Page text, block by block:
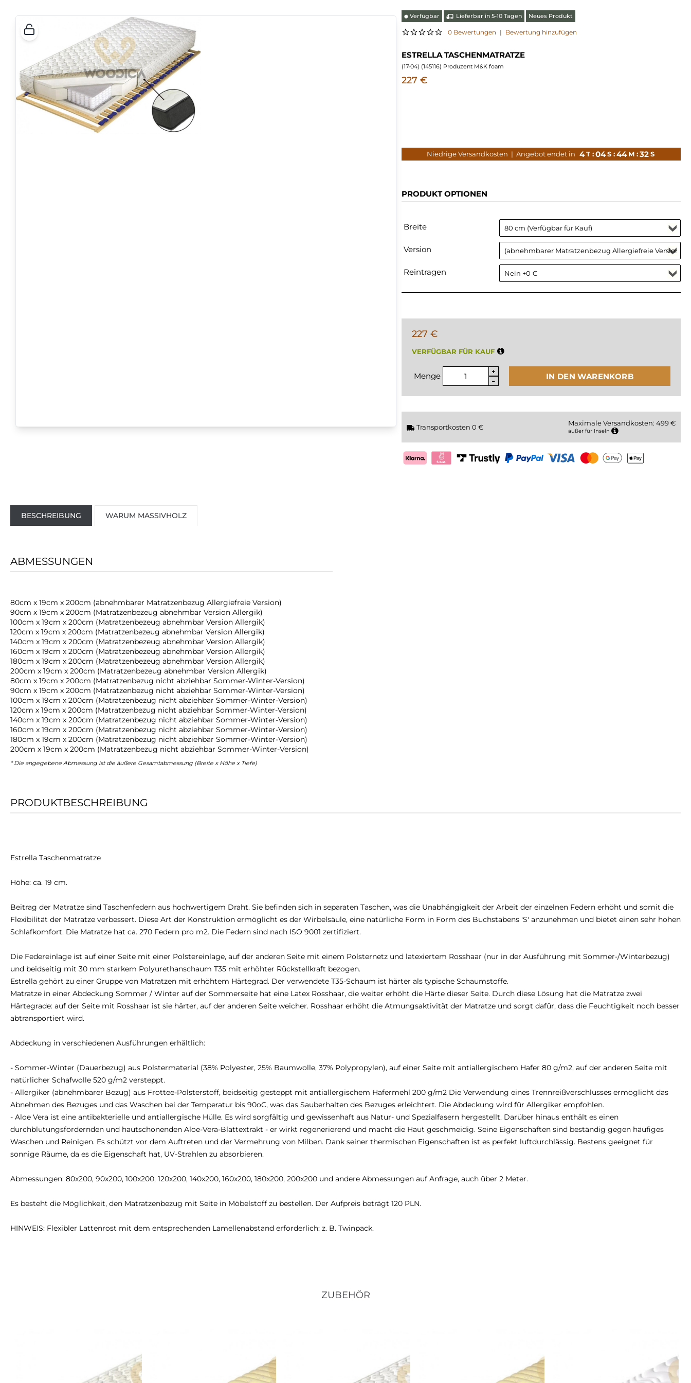
⬤Verfügbar Lieferbar in 5-10 Tagen Neues Produkt
0 Bewertungen | Bewertung hinzufügen
ESTRELLA TASCHENMATRATZE
(17-04) (145116) Produzent M&K foam
227 €
Niedrige Versandkosten | Angebot endet in 4T : 04S : 44 M : 31 S
PRODUKT OPTIONEN
Breite
Version
Reintragen
227 €
VERFÜGBAR FÜR KAUF
Menge IN DEN WARENKORB
Transportkosten 0 € Maximale Versandkosten: 499 €
außer für Inseln
BESCHREIBUNG WARUM MASSIVHOLZ
ABMESSUNGEN
80cm x 19cm x 200cm (abnehmbarer Matratzenbezug Allergiefreie Version)
90cm x 19cm x 200cm (Matratzenbezeug abnehmbar Version Allergik)
100cm x 19cm x 200cm (Matratzenbezeug abnehmbar Version Allergik)
120cm x 19cm x 200cm (Matratzenbezeug abnehmbar Version Allergik)
140cm x 19cm x 200cm (Matratzenbezeug abnehmbar Version Allergik)
160cm x 19cm x 200cm (Matratzenbezeug abnehmbar Version Allergik)
180cm x 19cm x 200cm (Matratzenbezeug abnehmbar Version Allergik)
200cm x 19cm x 200cm (Matratzenbezeug abnehmbar Version Allergik)
80cm x 19cm x 200cm (Matratzenbezug nicht abziehbar Sommer-Winter-Version)
90cm x 19cm x 200cm (Matratzenbezug nicht abziehbar Sommer-Winter-Version)
100cm x 19cm x 200cm (Matratzenbezug nicht abziehbar Sommer-Winter-Version)
120cm x 19cm x 200cm (Matratzenbezug nicht abziehbar Sommer-Winter-Version)
140cm x 19cm x 200cm (Matratzenbezug nicht abziehbar Sommer-Winter-Version)
160cm x 19cm x 200cm (Matratzenbezug nicht abziehbar Sommer-Winter-Version)
180cm x 19cm x 200cm (Matratzenbezug nicht abziehbar Sommer-Winter-Version)
200cm x 19cm x 200cm (Matratzenbezug nicht abziehbar Sommer-Winter-Version)
* Die angegebene Abmessung ist die äußere Gesamtabmessung (Breite x Höhe x Tiefe)
PRODUKTBESCHREIBUNG
Estrella Taschenmatratze
Höhe: ca. 19 cm.
Beitrag der Matratze sind Taschenfedern aus hochwertigem Draht. Sie befinden sich in separaten Taschen, was die Unabhängigkeit der Arbeit der einzelnen Federn erhöht und somit die
Flexibilität der Matratze verbessert. Diese Art der Konstruktion ermöglicht es der Wirbelsäule, eine natürliche Form in Form des Buchstabens 'S' anzunehmen und bietet einen sehr hohen
Schlafkomfort. Die Matratze hat ca. 270 Federn pro m2. Die Federn sind nach ISO 9001 zertifiziert.
Die Federeinlage ist auf einer Seite mit einer Polstereinlage, auf der anderen Seite mit einem Polsternetz und latexiertem Rosshaar (nur in der Ausführung mit Sommer-/Winterbezug)
und beidseitig mit 30 mm starkem Polyurethanschaum T35 mit erhöhter Rückstellkraft bezogen.
Estrella gehört zu einer Gruppe von Matratzen mit erhöhtem Härtegrad. Der verwendete T35-Schaum ist härter als typische Schaumstoffe.
Matratze in einer Abdeckung Sommer / Winter auf der Sommerseite hat eine Latex Rosshaar, die weiter erhöht die Härte dieser Seite. Durch diese Lösung hat die Matratze zwei
Härtegrade: auf der Seite mit Rosshaar ist sie härter, auf der anderen Seite weicher. Rosshaar erhöht die Atmungsaktivität der Matratze und sorgt dafür, dass die Feuchtigkeit noch besser
abtransportiert wird.
Abdeckung in verschiedenen Ausführungen erhältlich:
- Sommer-Winter (Dauerbezug) aus Polstermaterial (38% Polyester, 25% Baumwolle, 37% Polypropylen), auf einer Seite mit antiallergischem Hafer 80 g/m2, auf der anderen Seite mit
natürlicher Schafwolle 520 g/m2 versteppt.
- Allergiker (abnehmbarer Bezug) aus Frottee-Polsterstoff, beidseitig gesteppt mit antiallergischem Hafermehl 200 g/m2 Die Verwendung eines Trennreißverschlusses ermöglicht das
Abnehmen des Bezuges und das Waschen bei der Temperatur bis 90oC, was das Sauberhalten des Bezuges erleichtert. Die Abdeckung wird für Allergiker empfohlen.
- Aloe Vera ist eine antibakterielle und antiallergische Hülle. Es wird sorgfältig und gewissenhaft aus Natur- und Spezialfasern hergestellt. Darüber hinaus enthält es einen
durchblutungsfördernden und hautschonenden Aloe-Vera-Blattextrakt - er wirkt regenerierend und macht die Haut geschmeidig. Seine Eigenschaften sind beständig gegen häufiges
Waschen und Reinigen. Es schützt vor dem Auftreten und der Vermehrung von Milben. Dank seiner thermischen Eigenschaften ist es perfekt luftdurchlässig. Bestens geeignet für
sonnige Räume, da es die Eigenschaft hat, UV-Strahlen zu absorbieren.
Abmessungen: 80x200, 90x200, 100x200, 120x200, 140x200, 160x200, 180x200, 200x200 und andere Abmessungen auf Anfrage, auch über 2 Meter.
Es besteht die Möglichkeit, den Matratzenbezug mit Seite in Möbelstoff zu bestellen. Der Aufpreis beträgt 120 PLN.
HINWEIS: Flexibler Lattenrost mit dem entsprechenden Lamellenabstand erforderlich: z. B. Twinpack.
ZUBEHÖR